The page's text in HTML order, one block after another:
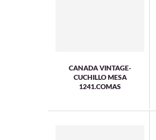
CANADA VINTAGE-
CUCHILLO MESA
1241.COMAS